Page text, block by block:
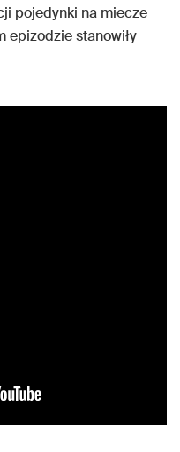
pojedynki na miecze
epizodzie stanowiły